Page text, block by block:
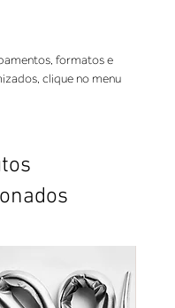
formatos e
clique no menu